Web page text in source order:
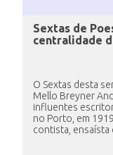
Sextas de
centralidade
O Sextas desta
Mello Breyner
influentes
no Porto, em
contista, ensaísta